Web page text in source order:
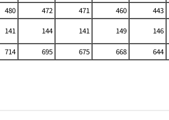
480 472 471 460
443
141 144 141 149
146
714 695 675 668 644